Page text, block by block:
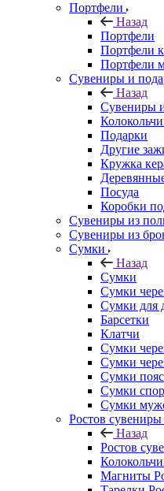
Портфели
Назад
Портфели
Портфели
Портфели
Сувениры и
Назад
Сувениры
Подарки
Другие
Кружка
Посуда
Коробки
Сувениры из
Сувениры из
Сумки
Назад
Сумки
Сумки
Сумки для
Барсетки
Клатчи
Сумки
Сумки
Сумки
Сумки
Сумки
Ростов
Назад
Ростов
Магниты